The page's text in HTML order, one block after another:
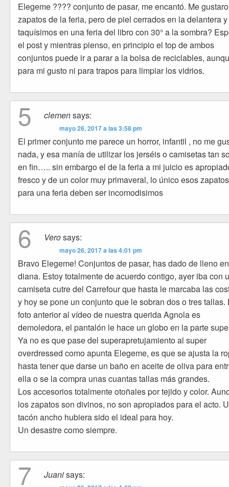
Elegeme ???? conjunto de pasar, me encantó. Me
zapatos de la feria, pero de piel cerrados en la delantera
taquísimos en una feria del libro con 30° a la sombra?
el post y mientras pienso, en principio el top de ambos
conjuntos puede ir a parar a la bolsa de reciclables,
para mi gusto ni para trapos para limpiar los vidrios.
5 clemensays:
mayo 26, 2017 a las 3:58 pm
El primer conjunto me parece un horror, infantil , no me
nada, y esa manía de utilizar los jerséis o camisetas tan
en fin….. sin embargo el de la feria a mi juicio es
fresco y de un color muy primaveral, lo único esos zapatos
para una feria deben ser incomodisimos
6 Verosays:
mayo 26, 2017 a las 4:01 pm
Bravo Elegeme! Conjuntos de pasar, has dado de lleno
diana. Estoy totalmente de acuerdo contigo, ayer iba con
camiseta cutre del Carrefour que hasta le marcaba las
y hoy se pone un conjunto que le sobran dos o tres tallas.
foto anterior al vídeo de nuestra querida Agnola es
demoledora, el pantalón le hace un globo en la parte
Ya no es que pase del superapretujamiento al super
overdressed como apunta Elegeme, es que se ajusta la
hasta tener que darse un baño en aceite de oliva para
ella o se la compra unas cuantas tallas más grandes.
Los accesorios totalmente otoñales por tejido y color.
los zapatos son divinos, no son apropiados para el acto.
tacón ancho hubiera sido el ideal para hoy.
Un desastre como siempre.
7 Juanisays: